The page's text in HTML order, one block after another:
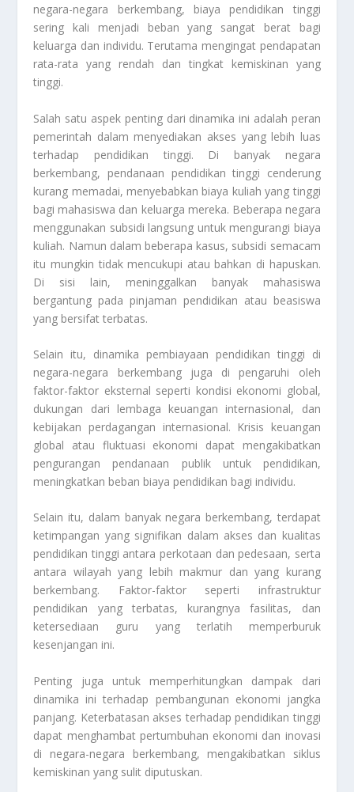
negara-negara berkembang, biaya pendidikan tinggi
sering kali menjadi beban yang sangat berat bagi
keluarga dan individu. Terutama mengingat pendapatan
rata-rata yang rendah dan tingkat kemiskinan yang
tinggi.
Salah satu aspek penting dari dinamika ini adalah peran
pemerintah dalam menyediakan akses yang lebih luas
terhadap pendidikan tinggi. Di banyak negara
berkembang, pendanaan pendidikan tinggi cenderung
kurang memadai, menyebabkan biaya kuliah yang tinggi
bagi mahasiswa dan keluarga mereka. Beberapa negara
menggunakan subsidi langsung untuk mengurangi biaya
kuliah. Namun dalam beberapa kasus, subsidi semacam
itu mungkin tidak mencukupi atau bahkan di hapuskan.
Di sisi lain, meninggalkan banyak mahasiswa
bergantung pada pinjaman pendidikan atau beasiswa
yang bersifat terbatas.
Selain itu, dinamika pembiayaan pendidikan tinggi di
negara-negara berkembang juga di pengaruhi oleh
faktor-faktor eksternal seperti kondisi ekonomi global,
dukungan dari lembaga keuangan internasional, dan
kebijakan perdagangan internasional. Krisis keuangan
global atau fluktuasi ekonomi dapat mengakibatkan
pengurangan pendanaan publik untuk pendidikan,
meningkatkan beban biaya pendidikan bagi individu.
Selain itu, dalam banyak negara berkembang, terdapat
ketimpangan yang signifikan dalam akses dan kualitas
pendidikan tinggi antara perkotaan dan pedesaan, serta
antara wilayah yang lebih makmur dan yang kurang
berkembang. Faktor-faktor seperti infrastruktur
pendidikan yang terbatas, kurangnya fasilitas, dan
ketersediaan guru yang terlatih memperburuk
kesenjangan ini.
Penting juga untuk memperhitungkan dampak dari
dinamika ini terhadap pembangunan ekonomi jangka
panjang. Keterbatasan akses terhadap pendidikan tinggi
dapat menghambat pertumbuhan ekonomi dan inovasi
di negara-negara berkembang, mengakibatkan siklus
kemiskinan yang sulit diputuskan.